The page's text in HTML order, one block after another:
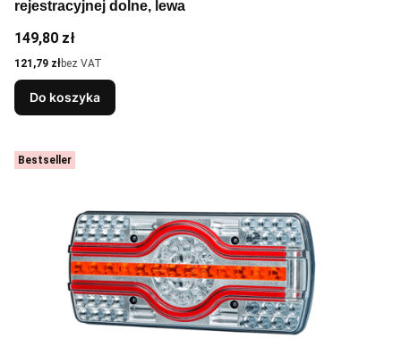
rejestracyjnej dolne, lewa
Cena
149,80 zł
Cena
121,79 złbez VAT
Do koszyka
Bestseller